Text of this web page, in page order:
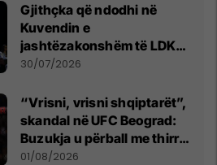
Gjithçka që ndodhi në
Kuvendin e
jashtëzakonshëm të LDK-
së
30/07/2026
“Vrisni, vrisni shqiptarët”,
skandal në UFC Beograd:
Buzukja u përball me thirrje
anti-shqiptare nga
01/08/2026